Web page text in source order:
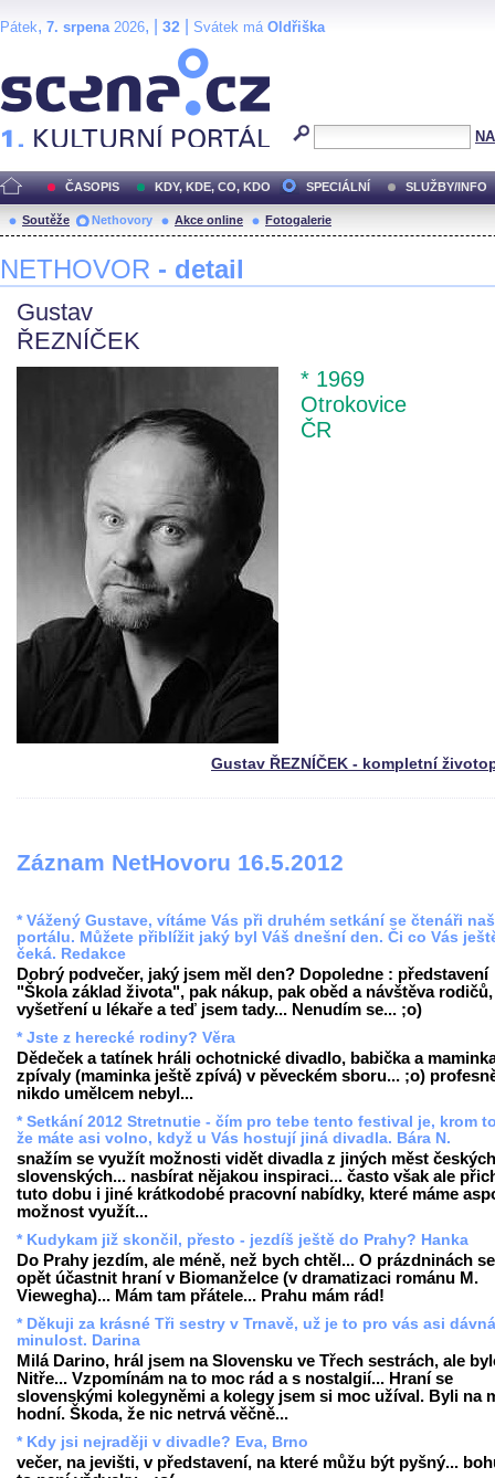
Pátek, 7. srpena2026, | 32 Svátek má Oldřiška
ČASOPIS KDY, KDE, CO, KDO SPECIÁLNÍ SLUŽBY/INFO
Soutěže Nethovory Akce online Fotogalerie
NETHOVOR - detail
Gustav
ŘEZNÍČEK
* 1969
Otrokovice
ČR
Gustav ŘEZNÍČEK - kompletní
Záznam NetHovoru 16.5.2012
* Vážený Gustave, vítáme Vás při druhém setkání se čtenáři
portálu. Můžete přiblížit jaký byl Váš dnešní den. Či co Vás
čeká. Redakce
Dobrý podvečer, jaký jsem měl den? Dopoledne : představení
"Škola základ života", pak nákup, pak oběd a návštěva rodičů,
vyšetření u lékaře a teď jsem tady... Nenudím se... ;o)
* Jste z herecké rodiny? Věra
Dědeček a tatínek hráli ochotnické divadlo, babička a
zpívaly (maminka ještě zpívá) v pěveckém sboru... ;o)
nikdo umělcem nebyl...
* Setkání 2012 Stretnutie - čím pro tebe tento festival je, krom
že máte asi volno, když u Vás hostují jiná divadla. Bára N.
snažím se využít možnosti vidět divadla z jiných měst
slovenských... nasbírat nějakou inspiraci... často však ale
tuto dobu i jiné krátkodobé pracovní nabídky, které máme
možnost využít...
* Kudykam již skončil, přesto - jezdíš ještě do Prahy? Hanka
Do Prahy jezdím, ale méně, než bych chtěl... O prázdninách
opět účastnit hraní v Biomanželce (v dramatizaci románu M.
Viewegha)... Mám tam přátele... Prahu mám rád!
* Děkuji za krásné Tři sestry v Trnavě, už je to pro vás asi dávná
minulost. Darina
Milá Darino, hrál jsem na Slovensku ve Třech sestrách, ale
Nitře... Vzpomínám na to moc rád a s nostalgií... Hraní se
slovenskými kolegyněmi a kolegy jsem si moc užíval. Byli na
hodní. Škoda, že nic netrvá věčně...
* Kdy jsi nejraději v divadle? Eva, Brno
večer, na jevišti, v představení, na které můžu být pyšný...